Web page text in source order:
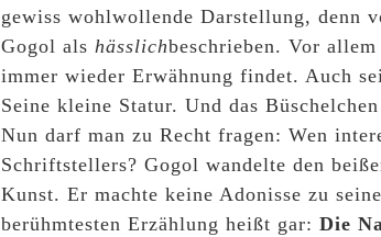
gewiss wohlwollende Darstellung, denn
Gogol alshässlichbeschrieben. Vor
immer wieder Erwähnung findet. Auch
Seine kleine Statur. Und das
Nun darf man zu Recht fragen: Wen
Schriftstellers? Gogol wandelte den
Kunst. Er machte keine Adonisse zu
berühmtesten Erzählung heißt gar:Die